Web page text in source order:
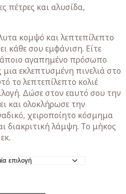
πέτρες και αλυσίδα,
κομψό και λεπτεπίλεπτο
κάθε σου εμφάνιση. Είτε
αγαπημένο πρόσωπο
μια εκλεπτυσμένη πινελιά στο
το λεπτεπίλεπτο κολιέ
Δώσε στον εαυτό σου την
και ολοκλήρωσε την
χειροποίητο κόσμημα
διακριτική λάμψη. Το μήκος